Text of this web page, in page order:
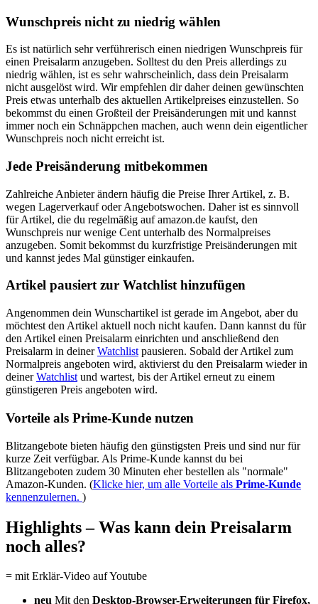
Wunschpreis nicht zu niedrig wählen
Es ist natürlich sehr verführerisch einen niedrigen Wunschpreis für
einen Preisalarm anzugeben. Solltest du den Preis allerdings zu
niedrig wählen, ist es sehr wahrscheinlich, dass dein Preisalarm
nicht ausgelöst wird. Wir empfehlen dir daher deinen gewünschten
Preis etwas unterhalb des aktuellen Artikelpreises einzustellen. So
bekommst du einen Großteil der Preisänderungen mit und kannst
immer noch ein Schnäppchen machen, auch wenn dein eigentlicher
Wunschpreis noch nicht erreicht ist.
Jede Preisänderung mitbekommen
Zahlreiche Anbieter ändern häufig die Preise Ihrer Artikel, z. B.
wegen Lagerverkauf oder Angebotswochen. Daher ist es sinnvoll
für Artikel, die du regelmäßig auf amazon.de kaufst, den
Wunschpreis nur wenige Cent unterhalb des Normalpreises
anzugeben. Somit bekommst du kurzfristige Preisänderungen mit
und kannst jedes Mal günstiger einkaufen.
Artikel pausiert zur Watchlist hinzufügen
Angenommen dein Wunschartikel ist gerade im Angebot, aber du
möchtest den Artikel aktuell noch nicht kaufen. Dann kannst du für
den Artikel einen Preisalarm einrichten und anschließend den
Preisalarm in deinerWatchlist pausieren. Sobald der Artikel zum
Normalpreis angeboten wird, aktivierst du den Preisalarm wieder in
deinerWatchlist und wartest, bis der Artikel erneut zu einem
günstigeren Preis angeboten wird.
Vorteile als Prime-Kunde nutzen
Blitzangebote bieten häufig den günstigsten Preis und sind nur für
kurze Zeit verfügbar. Als Prime-Kunde kannst du bei
Blitzangeboten zudem 30 Minuten eher bestellen als "normale"
Amazon-Kunden. (Klicke hier, um alle Vorteile als Prime-Kunde
kennenzulernen. )
Highlights – Was kann dein Preisalarm
noch alles?
= mit Erklär-Video auf Youtube
neu Mit den Desktop-Browser-Erweiterungen für Firefox,